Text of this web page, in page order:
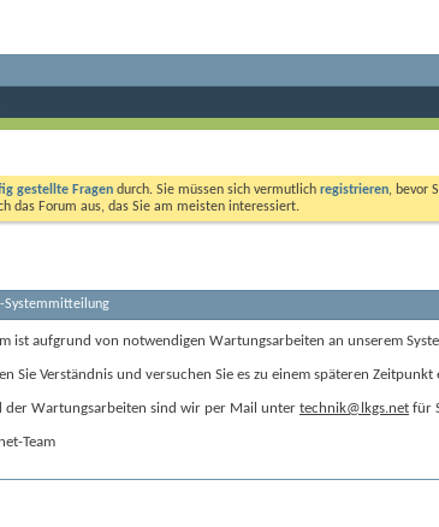
gestellte Fragen durch. Sie müssen sich vermutlich registrieren, bevor
das Forum aus, das Sie am meisten interessiert.
Systemmitteilung
ist aufgrund von notwendigen Wartungsarbeiten an unserem
Sie Verständnis und versuchen Sie es zu einem späteren Zeitpunkt
der Wartungsarbeiten sind wir per Mail unter technik@lkgs.net für
Team